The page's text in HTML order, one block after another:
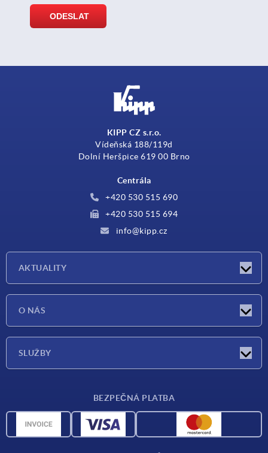
KIPP CZ s.r.o.
Vídeňská 188/119d
Dolní Heršpice 619 00 Brno
Centrála
+420 530 515 690
+420 530 515 694
info@kipp.cz
AKTUALITY
O NÁS
SLUŽBY
CAD data
BEZPEČNÁ PLATBA